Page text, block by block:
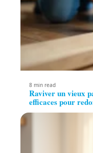
8 min read
Raviver un vieux
efficaces pour